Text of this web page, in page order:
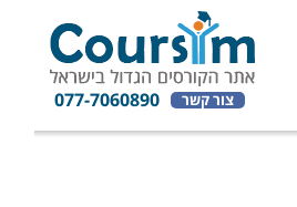
צור קשר 077-7060890